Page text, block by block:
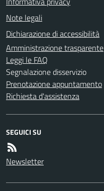
Note legali
Dichiarazione di accessibilità
Amministrazione trasparente
Leggi le FAQ
Segnalazione disservizio
Prenotazione appuntamento
Richiesta d'assistenza
SEGUICI SU
Newsletter